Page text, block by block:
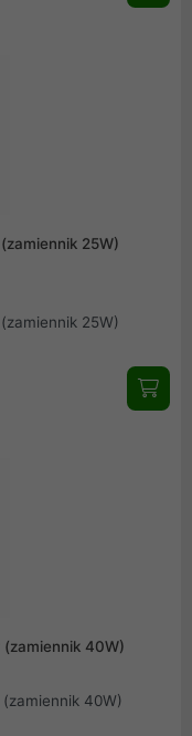
25W)
25W)
(zamiennik 40W)
40W)